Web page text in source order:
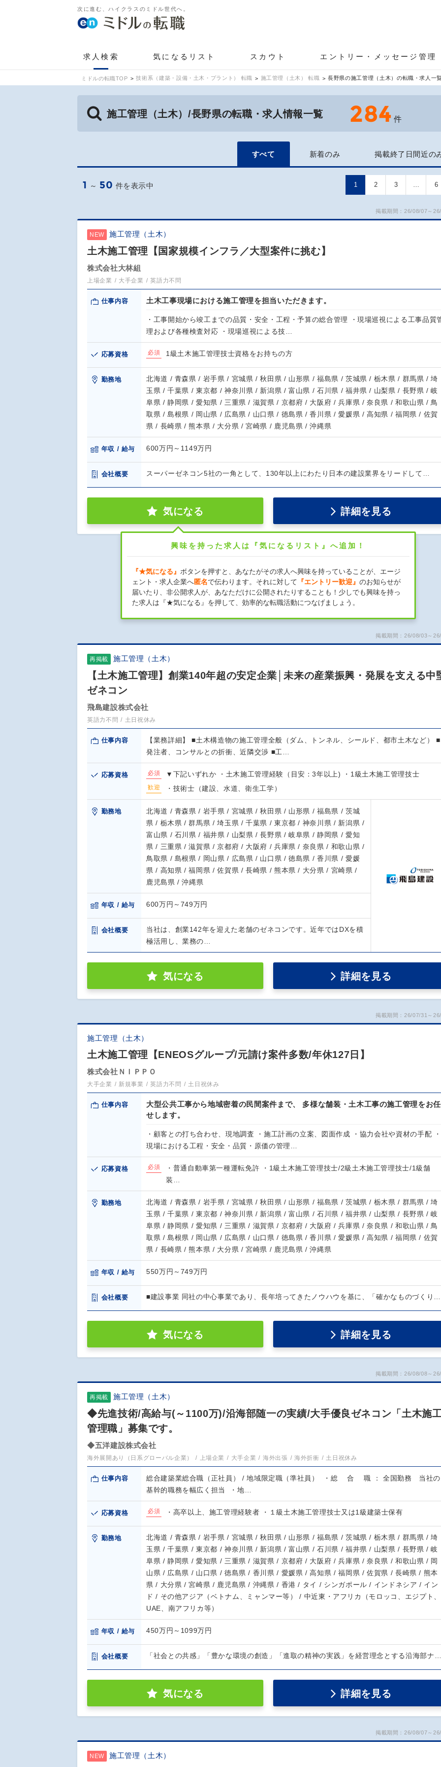
次に進む、ハイクラスのミドル世代へ。
求人検索 気になるリスト スカウト エントリー・メッセージ管理
ミドルの転職TOP 技術系（建築・設備・土木・プラント） 転職 施工管理（土木） 転職 長野県の施工管理（土木）の転職・求人一
施工管理（土木）/長野県の転職・求人情報一覧 284 件
すべて 新着のみ 掲載終了日間近の
1 ～ 50 件を表示中 1 2 3 … 6
掲載期間：26/08/07～
NEW 施工管理（土木）
土木施工管理【国家規模インフラ／大型案件に挑む】
株式会社大林組
上場企業 大手企業 英語力不問
仕事内容 土木工事現場における施工管理を担当いただきます。
・工事開始から竣工までの品質・安全・工程・予算の総合管理 ・現場巡視による工事品質
理および各種検査対応 ・現場巡視による技…
応募資格 必須 1級土木施工管理技士資格をお持ちの方
勤務地
北海道 / 青森県 / 岩手県 / 宮城県 / 秋田県 / 山形県 / 福島県 / 茨城県 / 栃木県 / 群馬県 / 埼
玉県 / 千葉県 / 東京都 / 神奈川県 / 新潟県 / 富山県 / 石川県 / 福井県 / 山梨県 / 長野県 / 岐
阜県 / 静岡県 / 愛知県 / 三重県 / 滋賀県 / 京都府 / 大阪府 / 兵庫県 / 奈良県 / 和歌山県 / 鳥
取県 / 島根県 / 岡山県 / 広島県 / 山口県 / 徳島県 / 香川県 / 愛媛県 / 高知県 / 福岡県 / 佐賀
県 / 長崎県 / 熊本県 / 大分県 / 宮崎県 / 鹿児島県 / 沖縄県
年収 / 給与 600万円～1149万円
会社概要 スーパーゼネコン5社の一角として、130年以上にわたり日本の建設業界をリードして…
気になる 詳細を見る
興味を持った求人は『気になるリスト』へ追加！
『★気になる』 ボタンを押すと、あなたがその求人へ興味を持っていることが、エージ
ェント・求人企業へ匿名で伝わります。それに対して 『エントリー歓迎』 のお知らせが
届いたり、非公開求人が、あなただけに公開されたりすることも！少しでも興味を持っ
た求人は『★気になる』を押して、効率的な転職活動につなげましょう。
掲載期間：26/08/03～
再掲載 施工管理（土木）
【土木施工管理】創業140年超の安定企業│未来の産業振興・発展を支える中
ゼネコン
飛島建設株式会社
英語力不問 土日祝休み
仕事内容
【業務詳細】 ■土木構造物の施工管理全般（ダム、トンネル、シールド、都市土木など） ■
発注者、コンサルとの折衝、近隣交渉 ■工…
応募資格 必須 ▼下記いずれか ・土木施工管理経験（目安：3年以上) ・1級土木施工管理技士
歓迎 ・技術士（建設、水道、衛生工学）
勤務地
北海道 / 青森県 / 岩手県 / 宮城県 / 秋田県 / 山形県 / 福島県 / 茨城
県 / 栃木県 / 群馬県 / 埼玉県 / 千葉県 / 東京都 / 神奈川県 / 新潟県 /
富山県 / 石川県 / 福井県 / 山梨県 / 長野県 / 岐阜県 / 静岡県 / 愛知
県 / 三重県 / 滋賀県 / 京都府 / 大阪府 / 兵庫県 / 奈良県 / 和歌山県 /
鳥取県 / 島根県 / 岡山県 / 広島県 / 山口県 / 徳島県 / 香川県 / 愛媛
県 / 高知県 / 福岡県 / 佐賀県 / 長崎県 / 熊本県 / 大分県 / 宮崎県 /
鹿児島県 / 沖縄県
年収 / 給与 600万円～749万円
会社概要
当社は、創業142年を迎えた老舗のゼネコンです。近年ではDXを積
極活用し、業務の…
気になる 詳細を見る
掲載期間：26/07/31～
施工管理（土木）
土木施工管理【ENEOSグループ/元請け案件多数/年休127日】
株式会社ＮＩＰＰＯ
大手企業 新規事業 英語力不問 土日祝休み
仕事内容
大型公共工事から地域密着の民間案件まで、 多様な舗装・土木工事の施工管理をお任
せします。
・顧客との打ち合わせ、現地調査 ・施工計画の立案、図面作成 ・協力会社や資材の手配 ・
現場における工程・安全・品質・原価の管理…
応募資格 必須
・普通自動車第一種運転免許 ・1級土木施工管理技士/2級土木施工管理技士/1級舗
装…
勤務地
北海道 / 青森県 / 岩手県 / 宮城県 / 秋田県 / 山形県 / 福島県 / 茨城県 / 栃木県 / 群馬県 / 埼
玉県 / 千葉県 / 東京都 / 神奈川県 / 新潟県 / 富山県 / 石川県 / 福井県 / 山梨県 / 長野県 / 岐
阜県 / 静岡県 / 愛知県 / 三重県 / 滋賀県 / 京都府 / 大阪府 / 兵庫県 / 奈良県 / 和歌山県 / 鳥
取県 / 島根県 / 岡山県 / 広島県 / 山口県 / 徳島県 / 香川県 / 愛媛県 / 高知県 / 福岡県 / 佐賀
県 / 長崎県 / 熊本県 / 大分県 / 宮崎県 / 鹿児島県 / 沖縄県
年収 / 給与 550万円～749万円
会社概要 ■建設事業 同社の中心事業であり、長年培ってきたノウハウを基に、「確かなものづくり…
気になる 詳細を見る
掲載期間：26/08/08～
再掲載 施工管理（土木）
◆先進技術/高給与(～1100万)/沿海部随一の実績/大手優良ゼネコン「土木施
管理職」募集です。
◆五洋建設株式会社
海外展開あり（日系グローバル企業） 上場企業 大手企業 海外出張 海外折衝 土日祝休み
仕事内容
総合建築業総合職（正社員） / 地域限定職（準社員） ・総 合 職 ： 全国勤務 当社の
基幹的職務を幅広く担当 ・地…
応募資格 必須 ・高卒以上、施工管理経験者 ・１級土木施工管理技士又は1級建築士保有
勤務地
北海道 / 青森県 / 岩手県 / 宮城県 / 秋田県 / 山形県 / 福島県 / 茨城県 / 栃木県 / 群馬県 / 埼
玉県 / 千葉県 / 東京都 / 神奈川県 / 新潟県 / 富山県 / 石川県 / 福井県 / 山梨県 / 長野県 / 岐
阜県 / 静岡県 / 愛知県 / 三重県 / 滋賀県 / 京都府 / 大阪府 / 兵庫県 / 奈良県 / 和歌山県 / 岡
山県 / 広島県 / 山口県 / 徳島県 / 香川県 / 愛媛県 / 高知県 / 福岡県 / 佐賀県 / 長崎県 / 熊本
県 / 大分県 / 宮崎県 / 鹿児島県 / 沖縄県 / 香港 / タイ / シンガポール / インドネシア / イン
ド / その他アジア（ベトナム、ミャンマー等） / 中近東・アフリカ（モロッコ、エジプト、
UAE、南アフリカ等）
年収 / 給与 450万円～1099万円
会社概要 「社会との共感」「豊かな環境の創造」「進取の精神の実践」を経営理念とする沿海部ナ
気になる 詳細を見る
掲載期間：26/08/07～
NEW 施工管理（土木）